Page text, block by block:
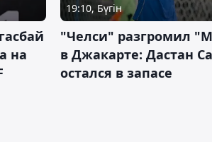
на
19:10, Бүгін
"Челси" разгромил
в Джакарте: Дастан
остался в запасе